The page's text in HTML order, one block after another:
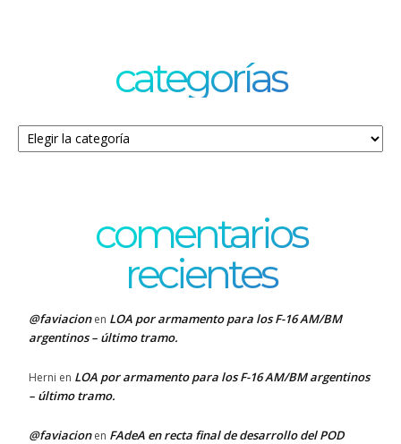
categorías
Categorías
comentarios
recientes
@faviacionen LOA por armamento para los F-16 AM/BM
argentinos – último tramo.
Herni en LOA por armamento para los F-16 AM/BM argentinos
– último tramo.
@faviacionen FAdeA en recta final de desarrollo del POD